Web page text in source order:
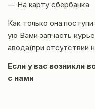
— На карту сбербанка
Как только она
ую Вами запчасть
авода(при отсутствии
Если у вас возникли
с нами